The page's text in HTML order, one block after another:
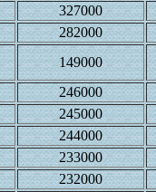
327000
282000
149000
246000
245000
244000
233000
232000